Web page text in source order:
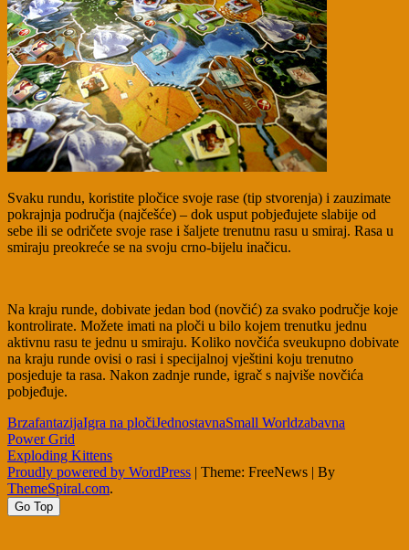
Svaku rundu, koristite pločice svoje rase (tip stvorenja) i zauzimate
pokrajnja područja (najčešće) – dok usput pobjeđujete slabije od
sebe ili se odričete svoje rase i šaljete trenutnu rasu u smiraj. Rasa u
smiraju preokreće se na svoju crno-bijelu inačicu.
Na kraju runde, dobivate jedan bod (novčić) za svako područje koje
kontrolirate. Možete imati na ploči u bilo kojem trenutku jednu
aktivnu rasu te jednu u smiraju. Koliko novčića sveukupno dobivate
na kraju runde ovisi o rasi i specijalnoj vještini koju trenutno
posjeduje ta rasa. Nakon zadnje runde, igrač s najviše novčića
pobjeđuje.
BrzafantazijaIgra na pločiJednostavnaSmall Worldzabavna
Post
navigation
Power Grid
Exploding Kittens
Proudly powered by WordPress | Theme: FreeNews | By
ThemeSpiral.com.
Go Top